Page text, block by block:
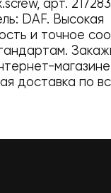
, арт.
DAF. Высокая
и точное
доставка по